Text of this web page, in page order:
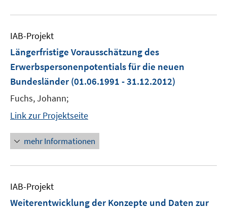
IAB-Projekt
Längerfristige Vorausschätzung des
Erwerbspersonenpotentials für die neuen
Bundesländer (01.06.1991 - 31.12.2012)
Fuchs, Johann;
Link zur Projektseite
mehr Informationen
IAB-Projekt
Weiterentwicklung der Konzepte und Daten zur